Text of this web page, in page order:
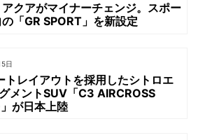
アクアがマイナーチェンジ。スポー
「GR SPORT」を新設定
日
トレイアウトを採用したシトロエ
メントSUV「C3 AIRCROSS
が日本上陸